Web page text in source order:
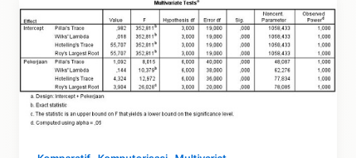
dengan
Minitab